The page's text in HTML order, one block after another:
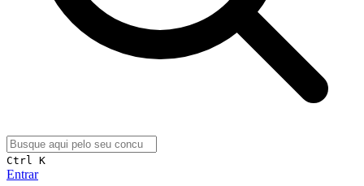
Ctrl K
Entrar